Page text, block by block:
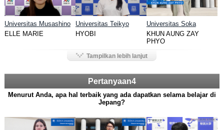
Universitas Musashino
ELLE MARIE
Universitas Teikyo
HYOBI
Universitas Soka
KHUN AUNG ZAY
PHYO
Tampilkan lebih lanjut
Pertanyaan4
Menurut Anda, apa hal terbaik yang ada dapatkan selama belajar di
Jepang?